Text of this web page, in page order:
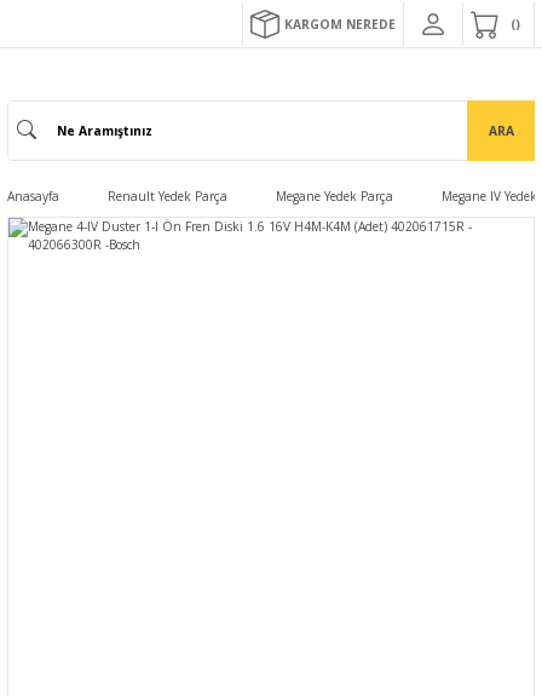
KARGOM NEREDE
ARA
Anasayfa Renault Yedek Parça Megane Yedek Parça Megane IV Yedek